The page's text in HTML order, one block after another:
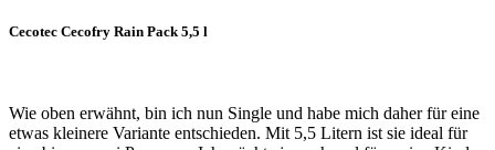
Cecotec Cecofry Rain Pack 5,5 l
Wie oben erwähnt, bin ich nun Single und habe mich daher für eine
etwas kleinere Variante entschieden. Mit 5,5 Litern ist sie ideal für